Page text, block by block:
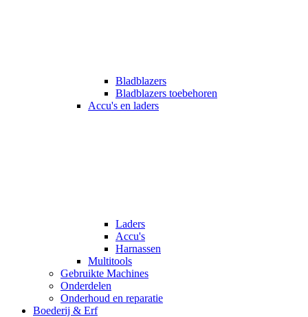
Bladblazers
Bladblazers toebehoren
Accu's en laders
Laders
Accu's
Harnassen
Multitools
Gebruikte Machines
Onderdelen
Onderhoud en reparatie
Boederij & Erf